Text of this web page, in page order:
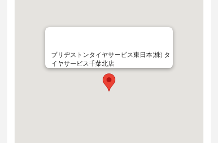
ブリヂストンタイヤサービス東日本(株) タ
イヤサービス千葉北店